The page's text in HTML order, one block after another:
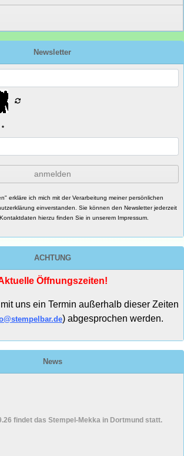
Newsletter
*
anmelden
erkläre ich mich mit der Verarbeitung meiner persönlichen
einverstanden. Sie können den Newsletter jederzeit
hierzu finden Sie in unserem Impressum.
ACHTUNG
Öffnungszeiten!
uns ein Termin außerhalb dieser Zeiten
) abgesprochen werden.
News
findet das Stempel-Mekka in Dortmund statt.